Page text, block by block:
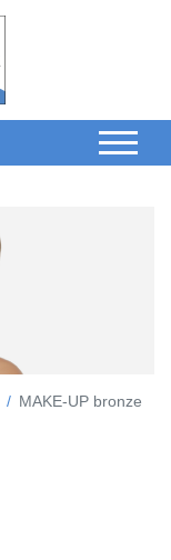
MAKE-UP bronze